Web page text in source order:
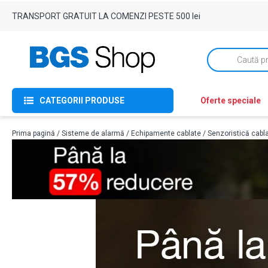
TRANSPORT GRATUIT LA COMENZI PESTE 500 lei
Products
search
CATEGORII PRODUSE Oferte speciale
Prima pagină / Sisteme de alarmă / Echipamente cablate / Senzoristică